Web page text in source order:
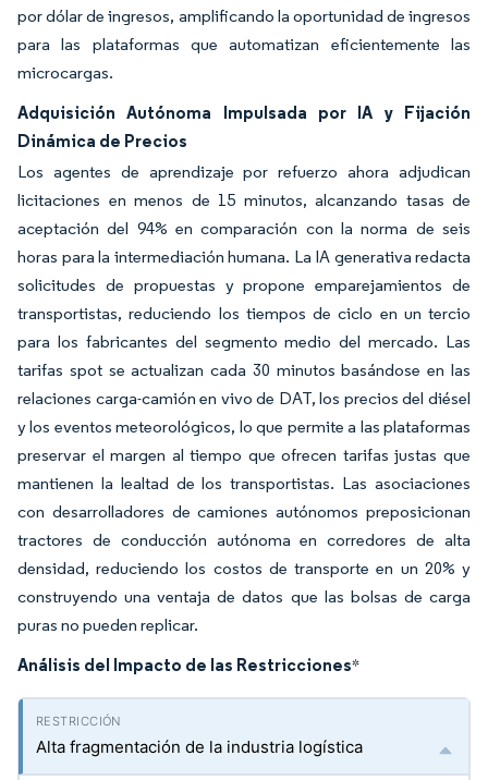
por dólar de ingresos, amplificando la oportunidad de ingresos
para las plataformas que automatizan eficientemente las
microcargas.
Adquisición Autónoma Impulsada por IA y Fijación
Dinámica de Precios
Los agentes de aprendizaje por refuerzo ahora adjudican
licitaciones en menos de 15 minutos, alcanzando tasas de
aceptación del 94% en comparación con la norma de seis
horas para la intermediación humana. La IA generativa redacta
solicitudes de propuestas y propone emparejamientos de
transportistas, reduciendo los tiempos de ciclo en un tercio
para los fabricantes del segmento medio del mercado. Las
tarifas spot se actualizan cada 30 minutos basándose en las
relaciones carga-camión en vivo de DAT, los precios del diésel
y los eventos meteorológicos, lo que permite a las plataformas
preservar el margen al tiempo que ofrecen tarifas justas que
mantienen la lealtad de los transportistas. Las asociaciones
con desarrolladores de camiones autónomos preposicionan
tractores de conducción autónoma en corredores de alta
densidad, reduciendo los costos de transporte en un 20% y
construyendo una ventaja de datos que las bolsas de carga
puras no pueden replicar.
Análisis del Impacto de las Restricciones*
Alta fragmentación de la industria logística